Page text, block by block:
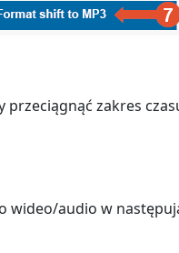
zakres
audio w